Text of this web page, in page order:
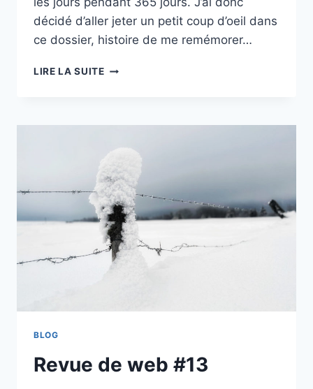
décidé d’aller jeter un petit coup d’oeil dans
ce dossier, histoire de me remémorer…
LIRE LA SUITEPHOTOGRAPHIER
–
PHONEOGRAPHIE
BLOG
Revue de web #13